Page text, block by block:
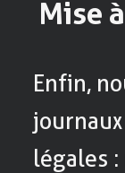
Mise
Enfin,
légales